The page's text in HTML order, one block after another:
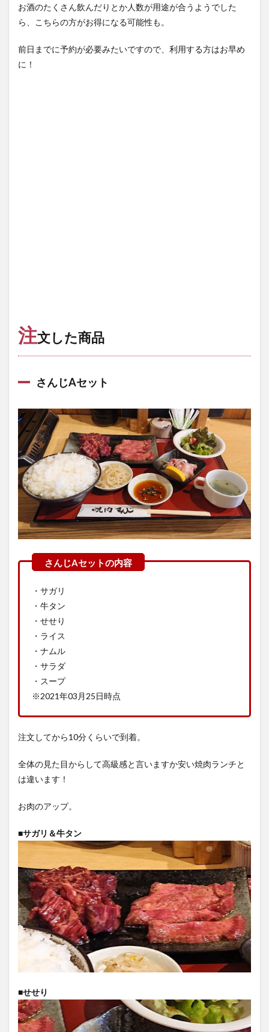
お酒のたくさん飲んだりとか人数が用途が合うようでした
ら、こちらの方がお得になる可能性も。
前日までに予約が必要みたいですので、利用する方はお早め
に！
注文した商品
さんじAセット
・サガリ
・牛タン
・せせり
・ライス
・ナムル
・サラダ
・スープ
※2021年03月25日時点
注文してから10分くらいで到着。
全体の見た目からして高級感と言いますか安い焼肉ランチと
は違います！
お肉のアップ。
■サガリ＆牛タン
■せせり